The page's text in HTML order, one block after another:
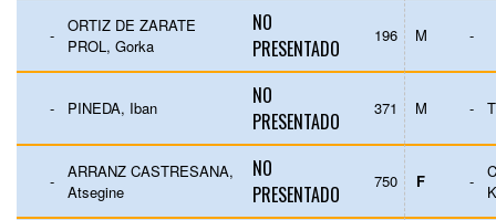
-
ORTIZ DE ZARATE
PROL, Gorka
NO
PRESENTADO
196 M -
- PINEDA, Iban
NO
PRESENTADO
371 M -
-
ARRANZ CASTRESANA,
Atsegine
NO
PRESENTADO
750 F -